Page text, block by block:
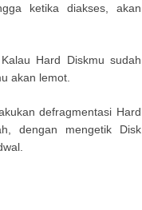
ketika diakses, akan
Hard Diskmu sudah
akan lemot.
defragmentasi Hard
dengan mengetik Disk